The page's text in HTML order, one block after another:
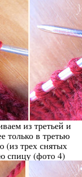
из третьей и
только в третью
(из трех снятых
спицу (фото 4)